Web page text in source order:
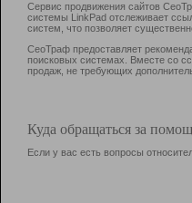
Сервис продвижения сайтов
системы LinkPad отслеживает
систем, что позволяет
СеоТраф предоставляет
поисковых системах. Вместе со
продаж, не требующих
Куда обращаться за
Если у вас есть вопросы